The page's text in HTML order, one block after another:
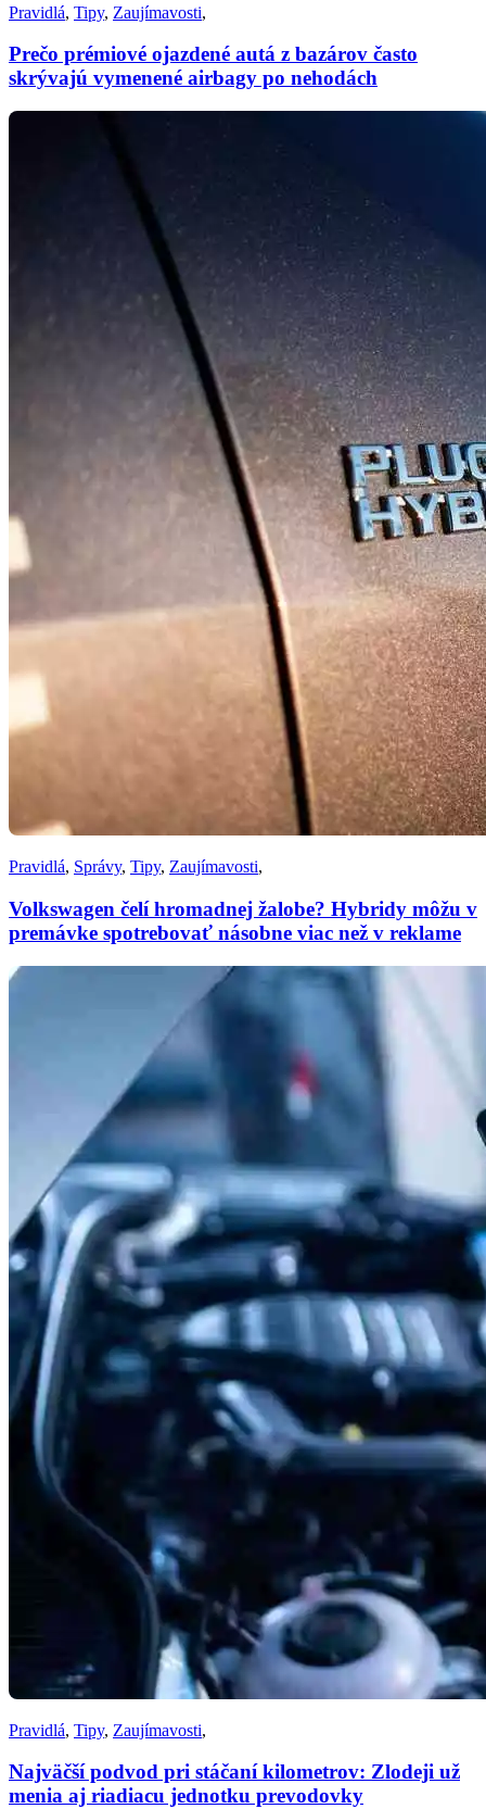
Pravidlá, Tipy, Zaujímavosti,
Prečo prémiové ojazdené autá z bazárov často
skrývajú vymenené airbagy po nehodách
Pravidlá, Správy, Tipy, Zaujímavosti,
Volkswagen čelí hromadnej žalobe? Hybridy môžu v
premávke spotrebovať násobne viac než v reklame
Pravidlá, Tipy, Zaujímavosti,
Najväčší podvod pri stáčaní kilometrov: Zlodeji už
menia aj riadiacu jednotku prevodovky